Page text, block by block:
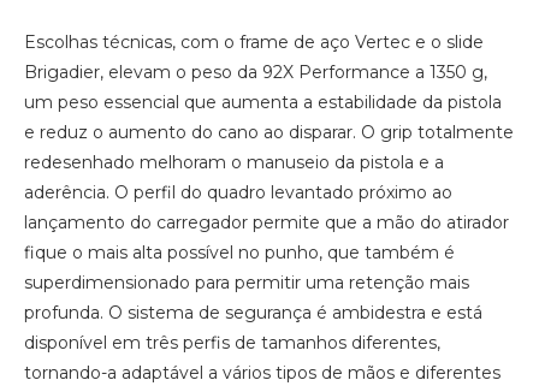
Escolhas técnicas, com o frame de aço Vertec e o slide
Brigadier, elevam o peso da 92X Performance a 1350 g,
um peso essencial que aumenta a estabilidade da pistola
e reduz o aumento do cano ao disparar. O grip totalmente
redesenhado melhoram o manuseio da pistola e a
aderência. O perfil do quadro levantado próximo ao
lançamento do carregador permite que a mão do atirador
fique o mais alta possível no punho, que também é
superdimensionado para permitir uma retenção mais
profunda. O sistema de segurança é ambidestra e está
disponível em três perfis de tamanhos diferentes,
tornando-a adaptável a vários tipos de mãos e diferentes